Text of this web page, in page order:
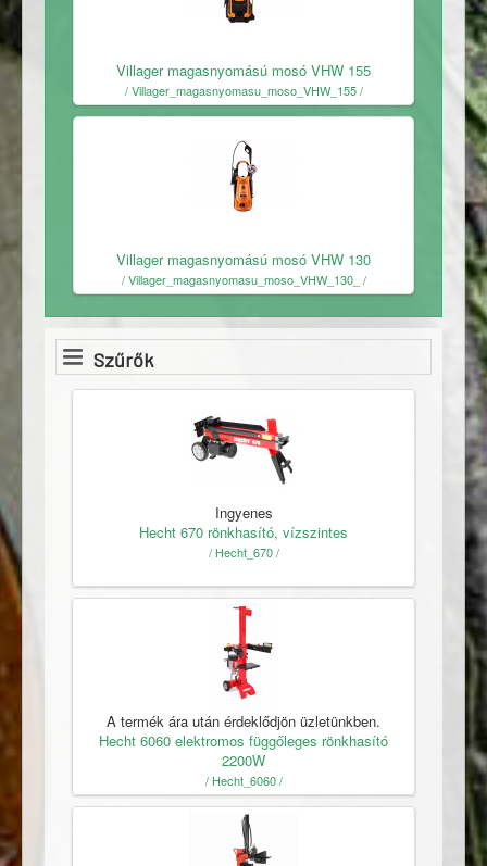
Villager magasnyomású mosó VHW 155
/ Villager_magasnyomasu_moso_VHW_155 /
Villager magasnyomású mosó VHW 130
/ Villager_magasnyomasu_moso_VHW_130_ /
Szűrők
Ingyenes
Hecht 670 rönkhasító, vízszintes
/ Hecht_670 /
A termék ára után érdeklődjön üzletünkben.
Hecht 6060 elektromos függőleges rönkhasító
2200W
/ Hecht_6060 /